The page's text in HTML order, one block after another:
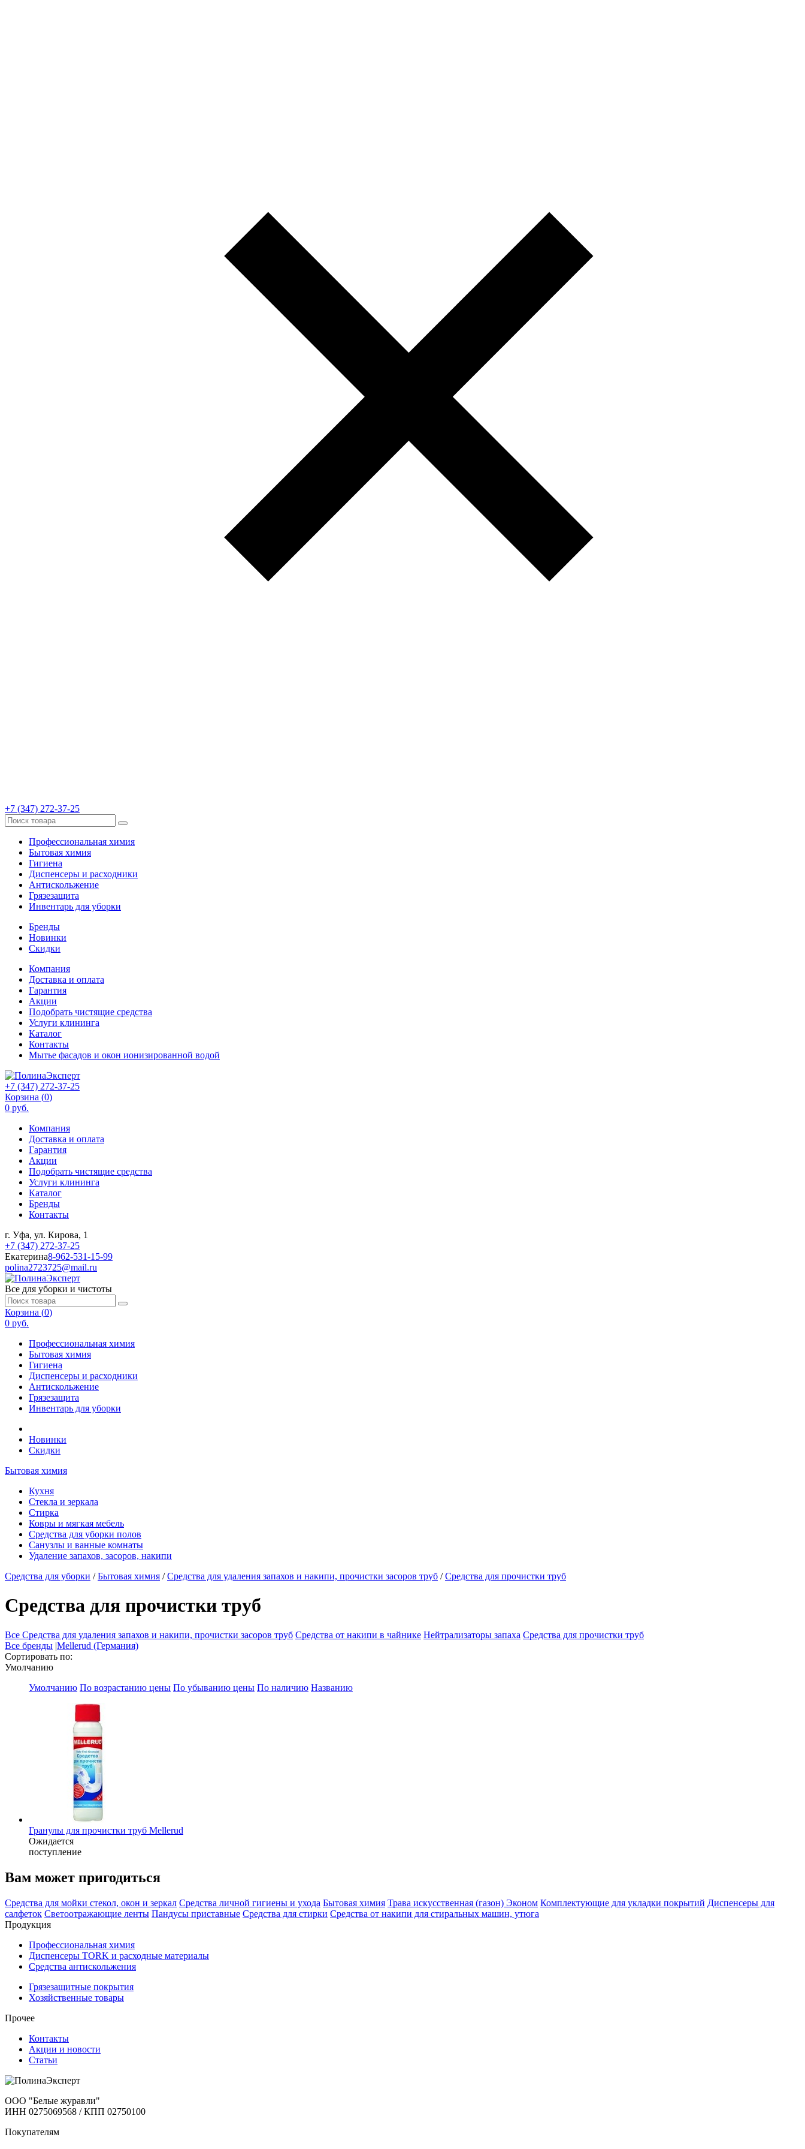
+7 (347) 272-37-25
Профессиональная химия
Бытовая химия
Гигиена
Диспенсеры и расходники
Антискольжение
Грязезащита
Инвентарь для уборки
Бренды
Новинки
Скидки
Компания
Доставка и оплата
Гарантия
Акции
Подобрать чистящие средства
Услуги клининга
Каталог
Контакты
Мытье фасадов и окон ионизированной водой
+7 (347) 272-37-25
Корзина (0)
0 руб.
Компания
Доставка и оплата
Гарантия
Акции
Подобрать чистящие средства
Услуги клининга
Каталог
Бренды
Контакты
г. Уфа, ул. Кирова, 1
+7 (347) 272-37-25
Екатерина8-962-531-15-99
polina2723725@mail.ru
Все для уборки и чистоты
Корзина (0)
0 руб.
Профессиональная химия
Бытовая химия
Гигиена
Диспенсеры и расходники
Антискольжение
Грязезащита
Инвентарь для уборки
Новинки
Скидки
Бытовая химия
Кухня
Стекла и зеркала
Стирка
Ковры и мягкая мебель
Средства для уборки полов
Санузлы и ванные комнаты
Удаление запахов, засоров, накипи
Средства для уборки /Бытовая химия /Средства для удаления запахов и накипи, прочистки засоров труб /Средства для прочистки труб
Средства для прочистки труб
Все Средства для удаления запахов и накипи, прочистки засоров труб Средства от накипи в чайнике Нейтрализаторы запаха Средства для прочистки труб
Все бренды |Mellerud (Германия)
Сортировать по:
Умолчанию
Умолчанию По возрастанию цены По убыванию цены По наличию Названию
Гранулы для прочистки труб Mellerud
Ожидается
поступление
Вам может пригодиться
Средства для мойки стекол, окон и зеркал Средства личной гигиены и ухода Бытовая химия Трава искусственная (газон) Эконом Комплектующие для укладки покрытий Диспенсеры для
салфеток Светоотражающие ленты Пандусы приставные Средства для стирки Средства от накипи для стиральных машин, утюга
Продукция
Профессиональная химия
Диспенсеры TORK и расходные материалы
Cредства антискольжения
Грязезащитные покрытия
Хозяйственные товары
Прочее
Контакты
Акции и новости
Статьи
ООО "Белые журавли"
ИНН 0275069568 / КПП 02750100
Покупателям